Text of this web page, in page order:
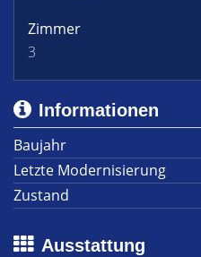
Zimmer
3
Informationen
Baujahr
Letzte Modernisierung
Zustand
Ausstattung